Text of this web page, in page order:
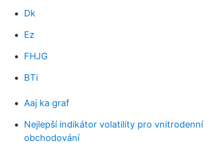
Dk
Ez
FHJG
BTi
Aaj ka graf
Nejlepší indikátor volatility pro vnitrodenní
obchodování